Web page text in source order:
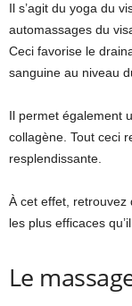
Il s’agit du yoga du
automassages du
Ceci favorise le
sanguine au niveau
Il permet également
collagène. Tout ceci
resplendissante.
À cet effet, retrouvez
les plus efficaces
Le